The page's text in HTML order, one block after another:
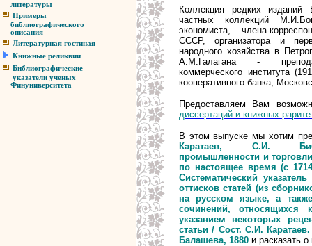
литературы
Примеры
библиографического
описания
Литературная гостиная
Книжные реликвии
Библиографические
указатели ученых
Финуниверситета
Коллекция редких
частных коллекций
экономиста, члена-
СССР, организатора и
народного хозяйства в
А.М.Галагана -
коммерческого института
кооперативного банка,
Предоставляем Вам
диссертаций и книжных
В этом выпуске мы хотим
Каратаев, С.И.
промышленности и
по настоящее время (с
Систематический
оттисков статей (из
на русском языке, а
сочинений, относящихся
указанием некоторых
статьи / Сост. С.И.
Балашева, 1880 и расказать о